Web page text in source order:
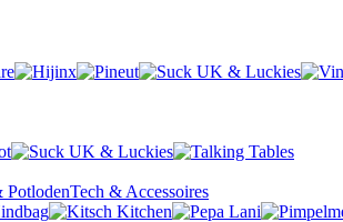
PotlodenTech & Accessoires